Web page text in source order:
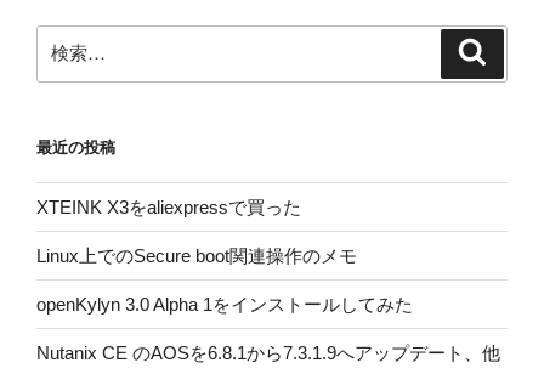
ー
ジ
り
ジ
索:
最近の投稿
XTEINK X3をaliexpressで買った
Linux上でのSecure boot関連操作のメモ
openKylyn 3.0 Alpha 1をインストールしてみた
Nutanix CE のAOSを6.8.1から7.3.1.9へアップデート、他